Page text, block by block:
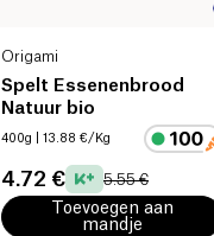
Origami
Spelt Essenenbrood
Natuur bio
400g | 13.88 €/Kg
4.72 € 5.55 €
Toevoegen aan
mandje